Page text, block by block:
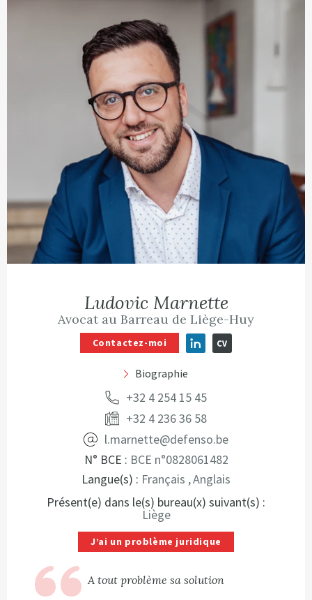
Ludovic Marnette
Avocat au Barreau de Liège-Huy
Contactez-moi Linkedin
CV
Biographie
+32 4 254 15 45
+32 4 236 36 58
l.marnette@defenso.be
N° BCE : BCE n°0828061482
Langue(s) : Français Anglais
Présent(e) dans le(s) bureau(x) suivant(s) :
Liège
J’ai un problème juridique
A tout problème sa solution